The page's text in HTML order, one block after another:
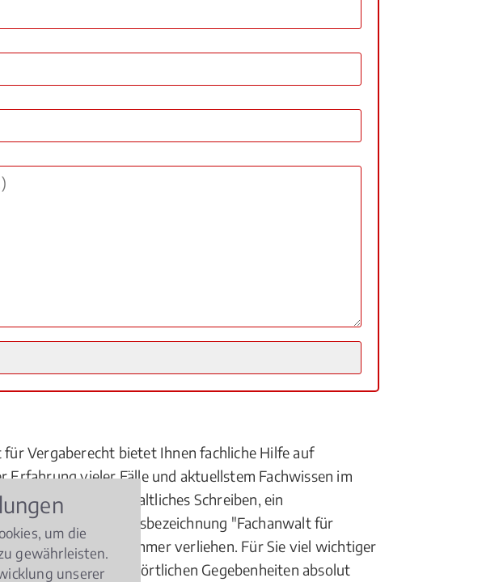
Vergaberecht bietet Ihnen fachliche Hilfe auf
Erfahrung vieler Fälle und aktuellstem Fachwissen im
- ob etwa ein anwaltliches Schreiben, ein
der Fachanwaltsbezeichnung "Fachanwalt für
Rechtsanwaltskammer verliehen. Für Sie viel wichtiger
steht und mit örtlichen Gegebenheiten absolut
um die
gewährleisten.
unserer